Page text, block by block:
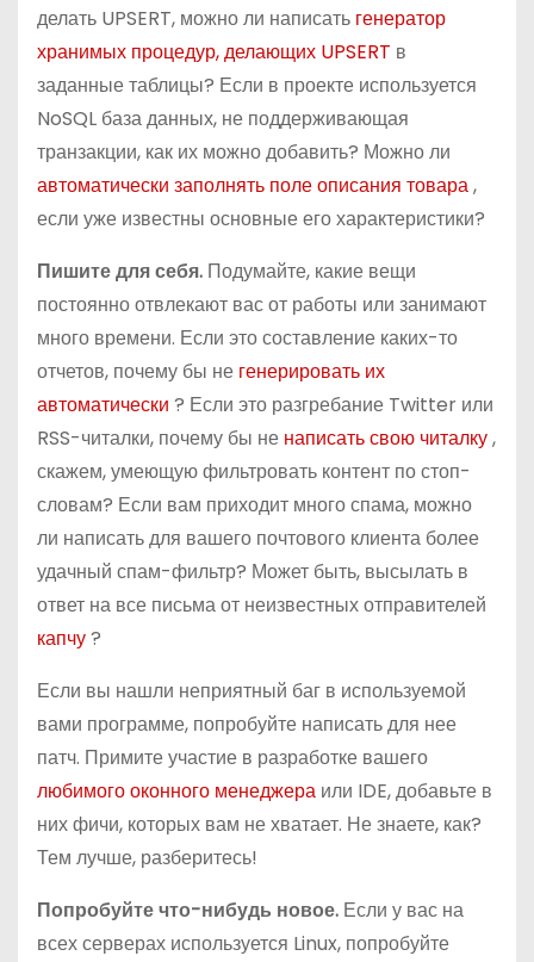
делать UPSERT, можно ли написать генератор
хранимых процедур, делающих UPSERT в
заданные таблицы? Если в проекте используется
NoSQL база данных, не поддерживающая
транзакции, как их можно добавить? Можно ли
автоматически заполнять поле описания товара,
если уже известны основные его характеристики?
Пишите для себя. Подумайте, какие вещи
постоянно отвлекают вас от работы или занимают
много времени. Если это составление каких-то
отчетов, почему бы не генерировать их
автоматически ? Если это разгребание Twitter или
RSS-читалки, почему бы не написать свою читалку,
скажем, умеющую фильтровать контент по стоп-
словам? Если вам приходит много спама, можно
ли написать для вашего почтового клиента более
удачный спам-фильтр? Может быть, высылать в
ответ на все письма от неизвестных отправителей
капчу?
Если вы нашли неприятный баг в используемой
вами программе, попробуйте написать для нее
патч. Примите участие в разработке вашего
любимого оконного менеджера или IDE, добавьте в
них фичи, которых вам не хватает. Не знаете, как?
Тем лучше, разберитесь!
Попробуйте что-нибудь новое. Если у вас на
всех серверах используется Linux, попробуйте